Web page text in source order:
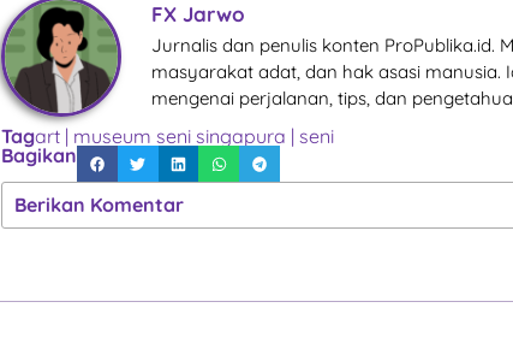
FX Jarwo
Jurnalis dan penulis konten ProPublika.id.
masyarakat adat, dan hak asasi manusia.
mengenai perjalanan, tips, dan
Tagart | museum seni singapura | seni
Bagikan
Berikan Komentar